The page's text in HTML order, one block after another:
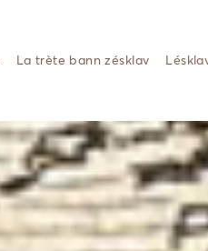
La trète bann zésklav